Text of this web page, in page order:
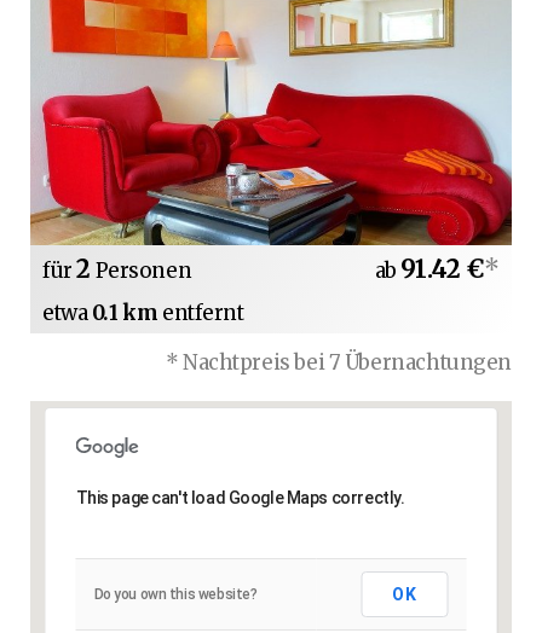
für2 Personen
etwa0.1 km entfernt
ab 91.42 €*
* Nachtpreis bei 7 Übernachtungen
This page can't load Google Maps correctly.
Do you own this website? OK